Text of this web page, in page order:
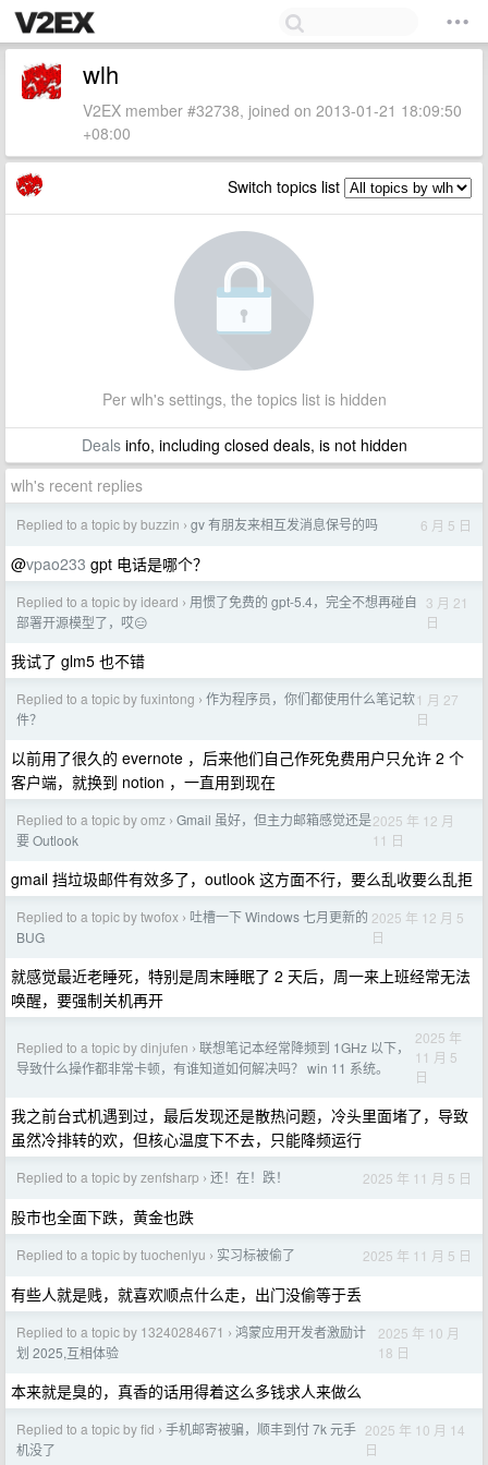
wlh
V2EX member #32738, joined on 2013-01-21 18:09:50
+08:00
Switch topics list
Per wlh's settings, the topics list is hidden
Dealsinfo, including closed deals, is not hidden
wlh's recent replies
Replied to a topic by buzzin › gv 有朋友来相互发消息保号的吗 6 月 5 日
@vpao233 gpt 电话是哪个？
Replied to a topic by ideard › 用惯了免费的 gpt-5.4，完全不想再碰自
部署开源模型了，哎😑
3 月 21
日
我试了 glm5 也不错
Replied to a topic by fuxintong › 作为程序员，你们都使用什么笔记软
件？
1 月 27
日
以前用了很久的 evernote ，后来他们自己作死免费用户只允许 2 个
客户端，就换到 notion ，一直用到现在
Replied to a topic by omz › Gmail 虽好，但主力邮箱感觉还是
要 Outlook
2025 年 12 月
11 日
gmail 挡垃圾邮件有效多了，outlook 这方面不行，要么乱收要么乱拒
Replied to a topic by twofox › 吐槽一下 Windows 七月更新的
BUG
2025 年 12 月 5
日
就感觉最近老睡死，特别是周末睡眠了 2 天后，周一来上班经常无法
唤醒，要强制关机再开
Replied to a topic by dinjufen › 联想笔记本经常降频到 1GHz 以下，
导致什么操作都非常卡顿，有谁知道如何解决吗？ win 11 系统。
2025 年
11 月 5
日
我之前台式机遇到过，最后发现还是散热问题，冷头里面堵了，导致
虽然冷排转的欢，但核心温度下不去，只能降频运行
Replied to a topic by zenfsharp › 还！在！跌！ 2025 年 11 月 5 日
股市也全面下跌，黄金也跌
Replied to a topic by tuochenlyu › 实习标被偷了 2025 年 11 月 5 日
有些人就是贱，就喜欢顺点什么走，出门没偷等于丢
Replied to a topic by 13240284671 › 鸿蒙应用开发者激励计
划 2025,互相体验
2025 年 10 月
18 日
本来就是臭的，真香的话用得着这么多钱求人来做么
Replied to a topic by fid › 手机邮寄被骗，顺丰到付 7k 元手
机没了
2025 年 10 月 14
日